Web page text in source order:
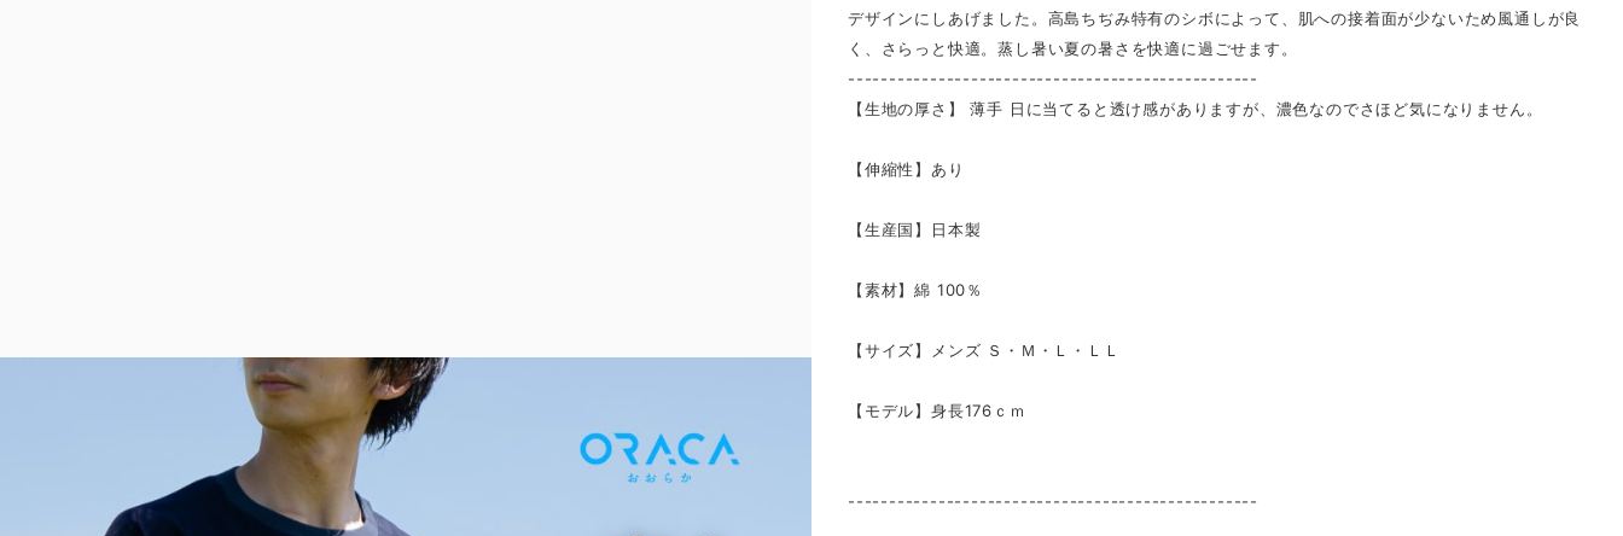
デザインにしあげました。高島ちぢみ特有のシボによって、肌への接着面が少ないため風通しが良
く、さらっと快適。蒸し暑い夏の暑さを快適に過ごせます。
--------------------------------------------------
【生地の厚さ】 ​薄手 日に当てると透け感がありますが、濃色なのでさほど気になりません。
【伸縮性】あり
【生産国】日本製
【素材】綿 100％
【サイズ】メンズ Ｓ・Ｍ・Ｌ・ＬＬ
【モデル】身長176ｃｍ
--------------------------------------------------